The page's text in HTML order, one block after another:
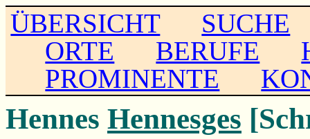
ÜBERSICHT
SUCHE
ORTE
BERUFE
PROMINENTE
Hennes Hennesges